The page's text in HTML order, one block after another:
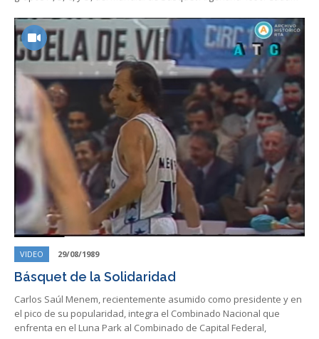
VIDEO 29/08/1989
Básquet de la Solidaridad
Carlos Saúl Menem, recientemente asumido como presidente y en
el pico de su popularidad, integra el Combinado Nacional que
enfrenta en el Luna Park al Combinado de Capital Federal,